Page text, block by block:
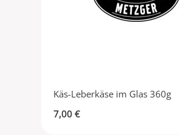
Käs-Leberkäse im Glas 360g
7,00 €